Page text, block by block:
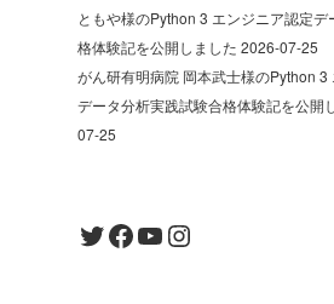
ともや様のPython 3 エンジニア認定デ
格体験記を公開しました 2026-07-25
がん研有明病院 岡本武士様のPython 3
データ分析実践試験合格体験記を公開
07-25
Twitter
Facebook
YouTube
Instagram